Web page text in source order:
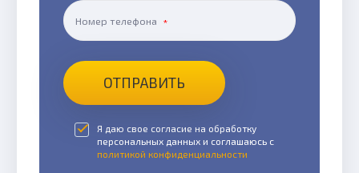
Номер телефона
ОТПРАВИТЬ
Я даю свое согласие на обработку
персональных данных и соглашаюсь с
политикой конфиденциальности